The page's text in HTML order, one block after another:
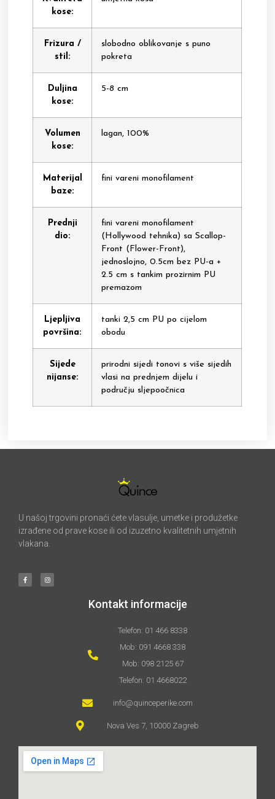
kose:
Frizura /
stil:
slobodno oblikovanje s puno
pokreta
Duljina
kose:
5-8 cm
Volumen
kose:
lagan, 100%
Materijal
baze:
fini vareni monofilament
Prednji
dio:
fini vareni monofilament
(Hollywood tehnika) sa Scallop-
Front (Flower-Front),
jednoslojno, 0.5cm bez PU-a +
2.5 cm s tankim prozirnim PU
premazom
Ljepljiva
površina:
tanki 2,5 cm PU po cijelom
obodu
Sijede
nijanse:
prirodni sijedi tonovi s više sijedih
vlasi na prednjem dijelu i
području sljepoočnica
U našoj trgovini pronaći ćete vlasulje, umetke i produžetke
izrađene od prave kose ili od izuzetno kvalitetnih umjetnih
vlakana.
Kontakt informacije
Telefon: 01 466 8338
Mob: 091 4668 338
Mob: 098 2125 67
Telefon: 01 4668022
info@quinceperike.com
Nova Ves 7, 10000 Zagreb